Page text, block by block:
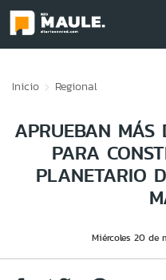
Inicio Regional
APRUEBAN
PARA
PLANETARIO
Miércoles 20 de